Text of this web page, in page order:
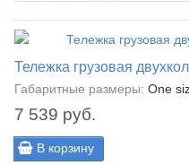
Тележка грузовая
Габаритные размеры: One
7 539 руб.
В корзину